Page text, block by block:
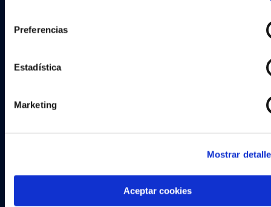
Preferencias
Estadística
Marketing
Mostrar
Aceptar cookies